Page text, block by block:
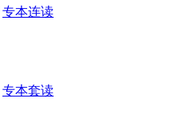
专本连读
专本套读